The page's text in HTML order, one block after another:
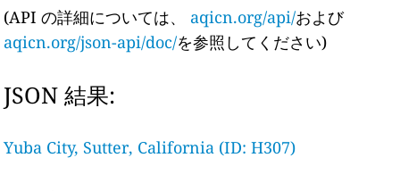
(API の詳細については、 aqicn.org/api/および
aqicn.org/json-api/doc/を参照してください)
JSON 結果:
Yuba City, Sutter, California (ID: H307)